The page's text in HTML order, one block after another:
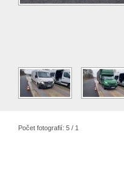
Počet fotografií: 5 / 1